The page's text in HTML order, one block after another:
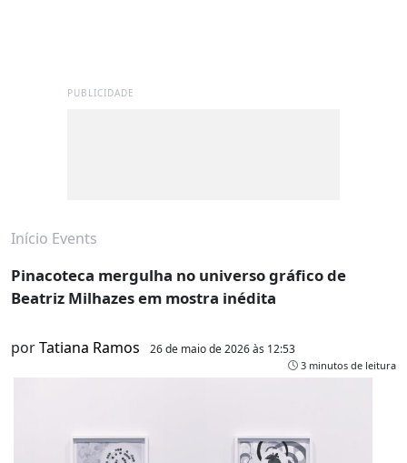
PUBLICIDADE
Início Events
Pinacoteca mergulha no universo gráfico de
Beatriz Milhazes em mostra inédita
porTatiana Ramos 26 de maio de 2026 às 12:53
3 minutos de leitura